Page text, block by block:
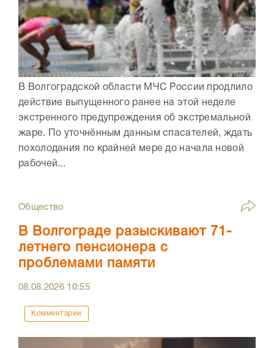
В Волгоградской области МЧС России продлило
действие выпущенного ранее на этой неделе
экстренного предупреждения об экстремальной
жаре. По уточнённым данным спасателей, ждать
похолодания по крайней мере до начала новой
рабочей...
Общество
В Волгограде разыскивают 71-
летнего пенсионера с
проблемами памяти
08.08.2026 10:55
Комментарии